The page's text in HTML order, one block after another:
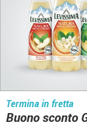
Termina in fretta
Buono sconto